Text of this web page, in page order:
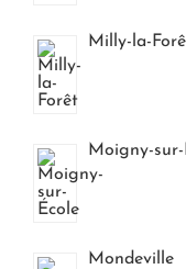
Milly-la-
Moigny-sur-
Mondeville